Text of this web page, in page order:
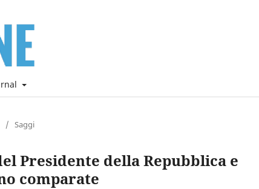
/ Saggi
Presidente della Repubblica e
comparate